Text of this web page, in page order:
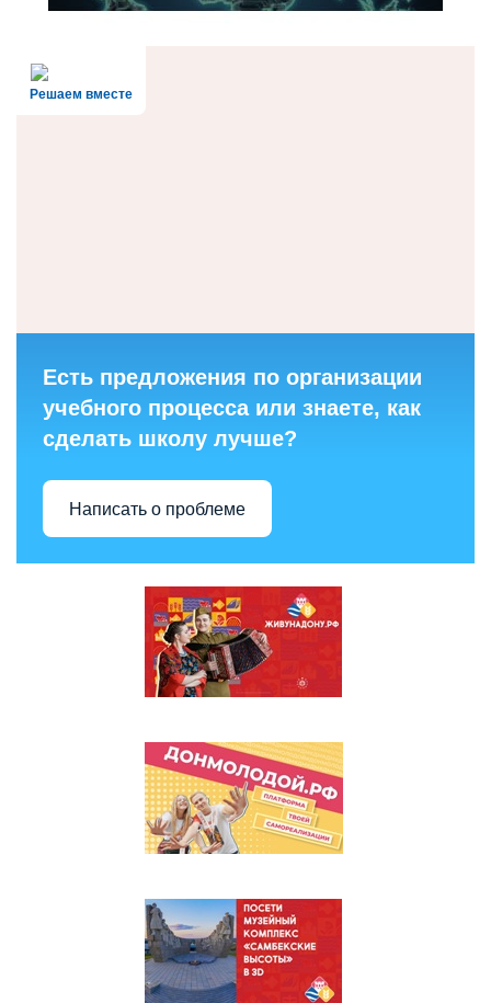
Решаем вместе
Есть предложения по организации
учебного процесса или знаете, как
сделать школу лучше?
Написать о проблеме